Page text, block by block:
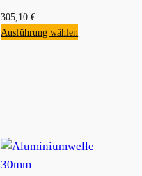
305,10€
Ausführung wählen